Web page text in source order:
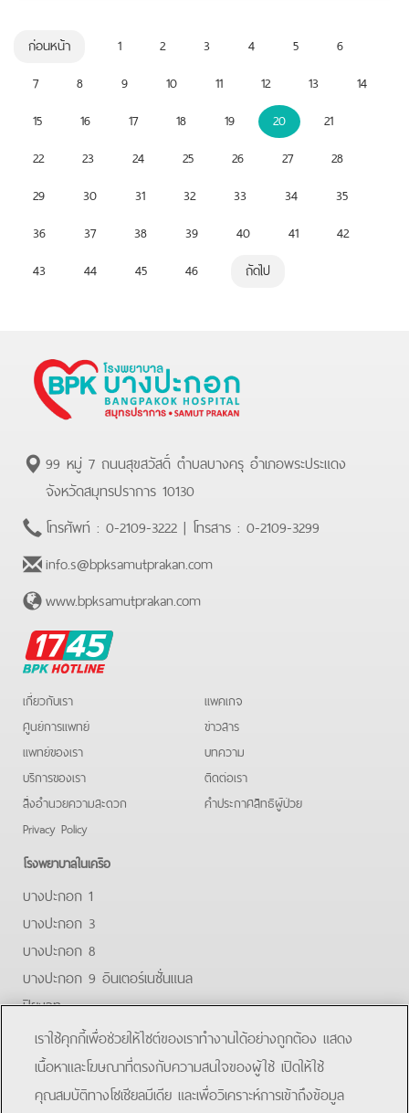
ก่อนหน้า 1 2 3 4 5
6
7
8 9 10 11 12 13
14
15
16 17 18 19 20
21
22
23 24 25 26 27
28
29
30 31 32 33 34
35
36
37 38 39 40 41
42
43
44 45 46 ถัดไป
99 หมู่ 7 ถนนสุขสวัสดิ์ ตำบลบางครุ อำเภอพระประแดง
จังหวัดสมุทรปราการ 10130
โทรศัพท์ : 0-2109-3222 | โทรสาร : 0-2109-3299
info.s@bpksamutprakan.com
www.bpksamutprakan.com
BPK
Hotline
เกี่ยวกับเรา
ศูนย์การแพทย์
แพทย์ของเรา
บริการของเรา
สิ่งอำนวยความสะดวก
Privacy Policy
แพคเกจ
ข่าวสาร
บทความ
ติดต่อเรา
คําประกาศสิทธิผู้ป่วย
โรงพยาบาลในเครือ
บางปะกอก 1
บางปะกอก 3
บางปะกอก 8
บางปะกอก 9 อินเตอร์เนชั่นแนล
ปิยะเวท
บางปะกอก-รังสิต 2
บางปะกอกสมุทรปราการ
FacebookLine
เราใช้คุกกี้เพื่อช่วยให้ไซต์ของเราทำงานได้อย่างถูกต้อง แสดง
เนื้อหาและโฆษณาที่ตรงกับความสนใจของผู้ใช้ เปิดให้ใช้
คุณสมบัติทางโซเชียลมีเดีย และเพื่อวิเคราะห์การเข้าถึงข้อมูล